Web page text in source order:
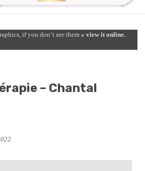
if you don’t see them » view it online.
– Chantal